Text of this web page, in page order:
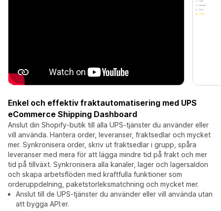
Enkel och effektiv fraktautomatisering med UPS
eCommerce Shipping Dashboard
Anslut din Shopify-butik till alla UPS-tjänster du använder eller
vill använda. Hantera order, leveranser, fraktsedlar och mycket
mer. Synkronisera order, skriv ut fraktsedlar i grupp, spåra
leveranser med mera för att lägga mindre tid på frakt och mer
tid på tillväxt. Synkronisera alla kanaler, lager och lagersaldon
och skapa arbetsflöden med kraftfulla funktioner som
orderuppdelning, paketstorleksmatchning och mycket mer.
Anslut till de UPS-tjänster du använder eller vill använda utan
att bygga API:er.